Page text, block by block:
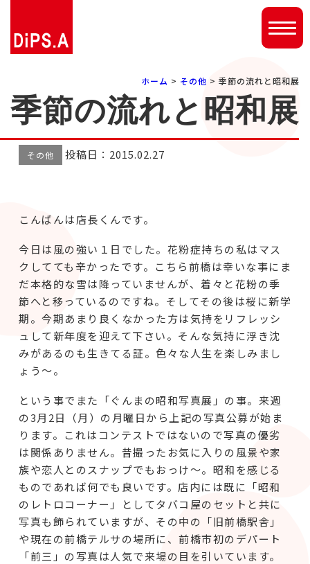
ホーム > その他 > 季節の流れと昭和展
季節の流れと昭和展
その他 投稿日：2015.02.27
こんばんは店長くんです。
今日は風の強い１日でした。花粉症持ちの私はマス
クしてても辛かったです。こちら前橋は幸いな事にま
だ本格的な雪は降っていませんが、着々と花粉の季
節へと移っているのですね。そしてその後は桜に新学
期。今期あまり良くなかった方は気持をリフレッシ
ュして新年度を迎えて下さい。そんな気持に浮き沈
みがあるのも生きてる証。色々な人生を楽しみまし
ょう～。
という事でまた「ぐんまの昭和写真展」の事。来週
の3月2日（月）の月曜日から上記の写真公募が始ま
ります。これはコンテストではないので写真の優劣
は関係ありません。昔撮ったお気に入りの風景や家
族や恋人とのスナップでもおっけ～。昭和を感じる
ものであれば何でも良いです。店内には既に「昭和
のレトロコーナー」としてタバコ屋のセットと共に
写真も飾られていますが、その中の「旧前橋駅舎」
や現在の前橋テルサの場所に、前橋市初のデパート
「前三」の写真は人気で来場の目を引いています。